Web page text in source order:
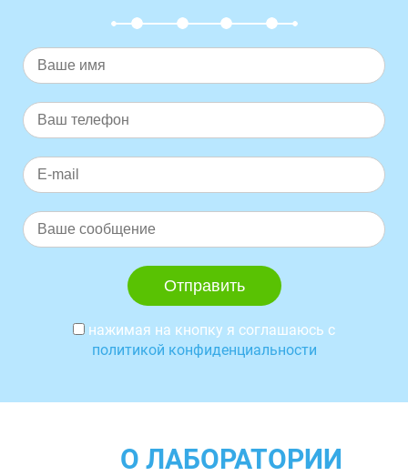
нажимая на кнопку я соглашаюсь с
политикой конфиденциальности
О ЛАБОРАТОРИИ